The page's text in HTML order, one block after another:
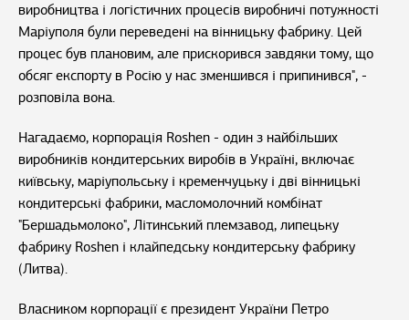
виробництва і логістичних процесів виробничі потужності
Маріуполя були переведені на вінницьку фабрику. Цей
процес був плановим, але прискорився завдяки тому, що
обсяг експорту в Росію у нас зменшився і припинився", -
розповіла вона.
Нагадаємо, корпорація Roshen - один з найбільших
виробників кондитерських виробів в Україні, включає
київську, маріупольську і кременчуцьку і дві вінницькі
кондитерські фабрики, масломолочний комбінат
"Бершадьмолоко", Літинський племзавод, липецьку
фабрику Roshen і клайпедську кондитерську фабрику
(Литва).
Власником корпорації є президент України Петро